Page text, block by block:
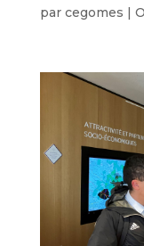
par cegomes |